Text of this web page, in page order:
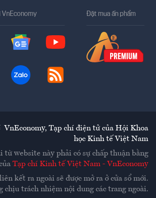
VnEconomy Đặt mua ấn phẩm
VnEconomy, Tạp chí điện tử của Hội Khoa
học Kinh tế Việt Nam
website này phải có sự chấp thuận bằng
Tạp chí Kinh tế Việt Nam - VnEconomy
kết ra ngoài sẽ được mở ra ở cửa sổ mới.
chịu trách nhiệm nội dung các trang ngoài.